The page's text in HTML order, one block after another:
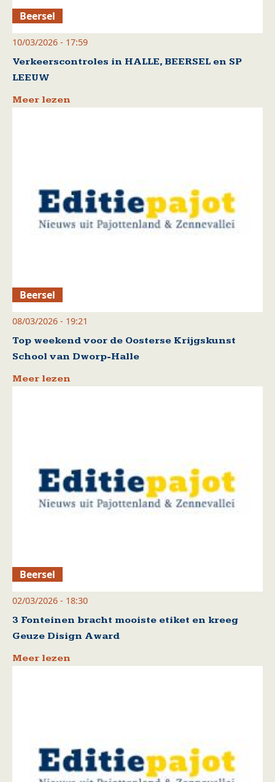
Beersel
10/03/2026 - 17:59
Verkeerscontroles in HALLE, BEERSEL en SP
LEEUW
Meer lezen
Beersel
08/03/2026 - 19:21
Top weekend voor de Oosterse Krijgskunst
School van Dworp-Halle
Meer lezen
Beersel
02/03/2026 - 18:30
3 Fonteinen bracht mooiste etiket en kreeg
Geuze Disign Award
Meer lezen